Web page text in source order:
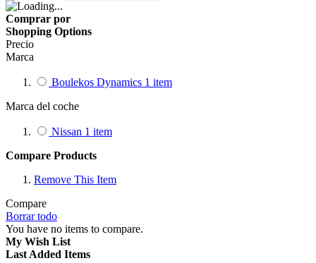
Comprar por
Shopping Options
Precio
Marca
Boulekos Dynamics 1 item
Marca del coche
Nissan 1 item
Compare Products
Remove This Item
Compare
Borrar todo
You have no items to compare.
My Wish List
Last Added Items